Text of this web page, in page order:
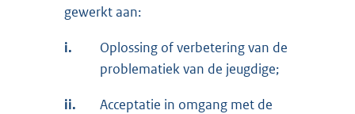
gewerkt aan:
i.
Oplossing of verbetering van de
problematiek van de jeugdige;
ii.
Acceptatie in omgang met de